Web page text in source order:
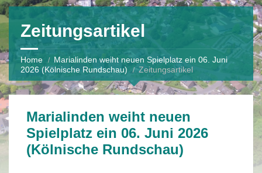
Zeitungsartikel
Home
Marialinden weiht neuen Spielplatz ein 06. Juni
2026 (Kölnische Rundschau)
Zeitungsartikel
Marialinden weiht neuen
Spielplatz ein 06. Juni 2026
(Kölnische Rundschau)